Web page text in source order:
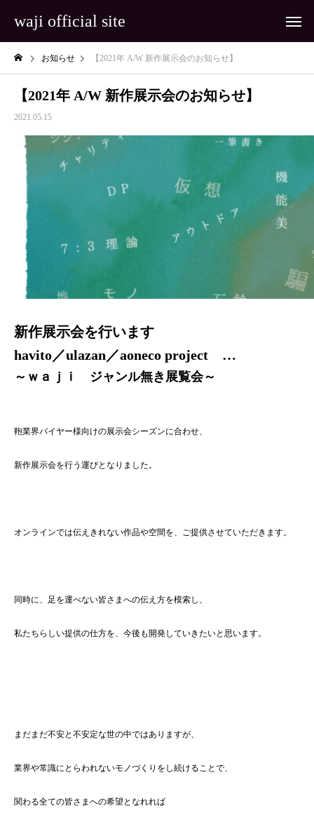
waji official site
お知らせ 【2021年 A/W 新作展示会のお知らせ】
【2021年 A/W 新作展示会のお知らせ】
2021.05.15
新作展示会を行います
havito／ulazan／aoneco project …
～ｗａｊｉ ジャンル無き展覧会～
鞄業界バイヤー様向けの展示会シーズンに合わせ、
新作展示会を行う運びとなりました。
オンラインでは伝えきれない作品や空間を、ご提供させていただきます。
同時に、足を運べない皆さまへの伝え方を模索し、
私たちらしい提供の仕方を、今後も開発していきたいと思います。
まだまだ不安と不安定な世の中ではありますが、
業界や常識にとらわれないモノづくりをし続けることで、
関わる全ての皆さまへの希望となれれば